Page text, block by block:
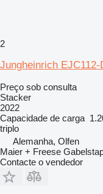
2
Jungheinrich EJC112-
Preço sob consulta
Stacker
2022
Capacidade de carga
triplo
Alemanha, Olfen
Maier + Freese
Contacte o vendedor